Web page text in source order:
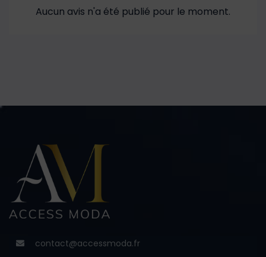
Aucun avis n'a été publié pour le moment.
contact@accessmoda.fr